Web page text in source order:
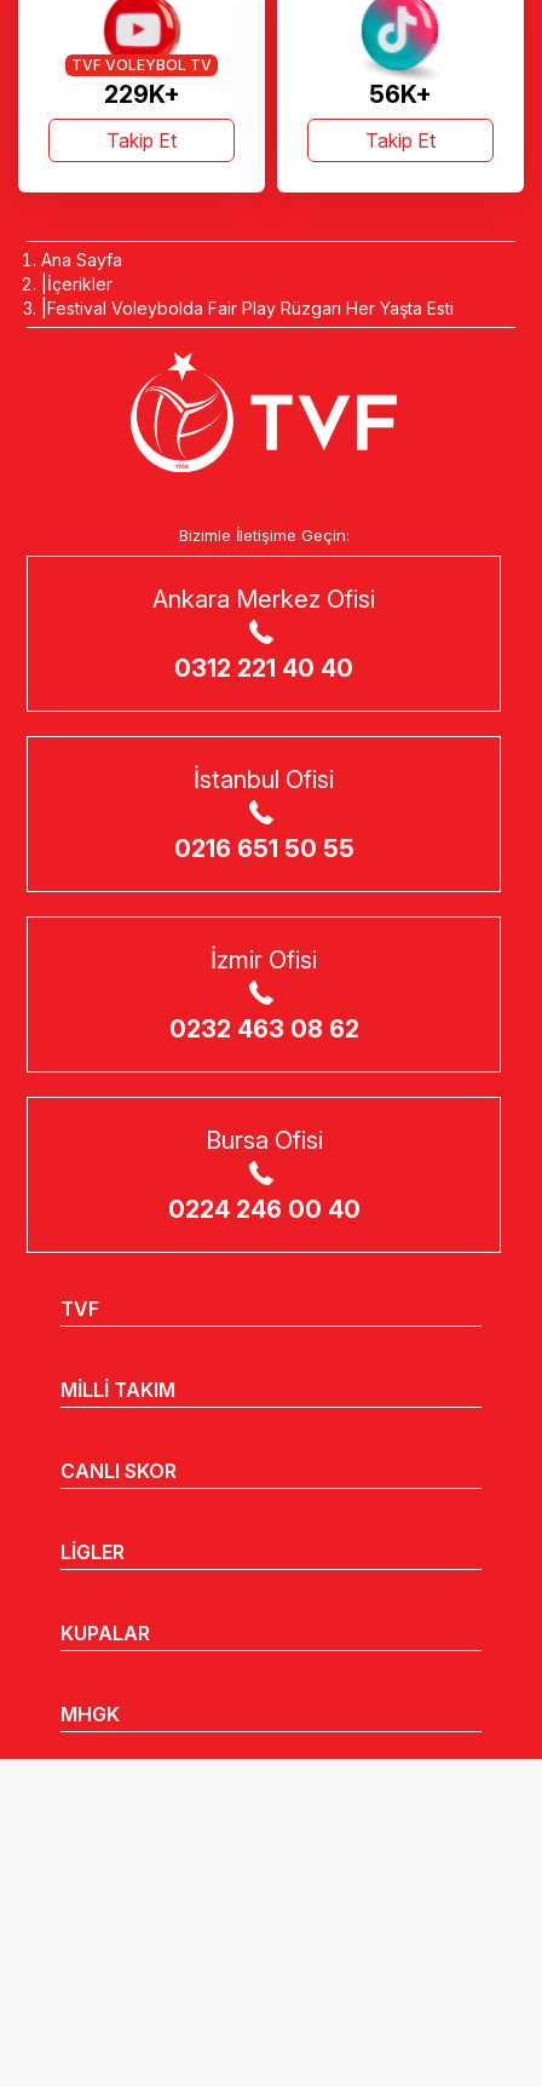
229K+
TVF VOLEYBOL TV
Takip Et
56K+
Takip Et
Ana Sayfa
İçerikler
Festival Voleybolda Fair Play Rüzgarı Her Yaşta Esti
Bizimle İletişime Geçin:
Ankara Merkez Ofisi
0312 221 40 40
İstanbul Ofisi
0216 651 50 55
İzmir Ofisi
0232 463 08 62
Bursa Ofisi
0224 246 00 40
TVF
MİLLİ TAKIM
CANLI SKOR
LİGLER
KUPALAR
MHGK